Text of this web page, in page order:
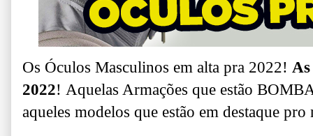
Os Óculos Masculinos em alta pra 2022! As
2022! Aquelas Armações que estão
aqueles modelos que estão em destaque